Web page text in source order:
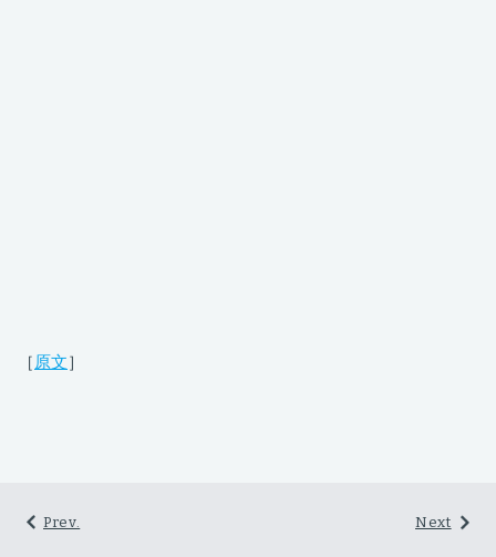
［ 原文］
Next
Prev.